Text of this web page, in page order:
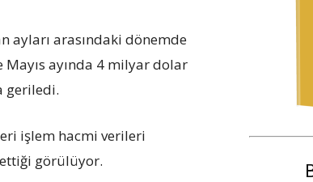
ayları arasındaki dönemde
Mayıs ayında 4 milyar dolar
geriledi.
işlem hacmi verileri
görülüyor.